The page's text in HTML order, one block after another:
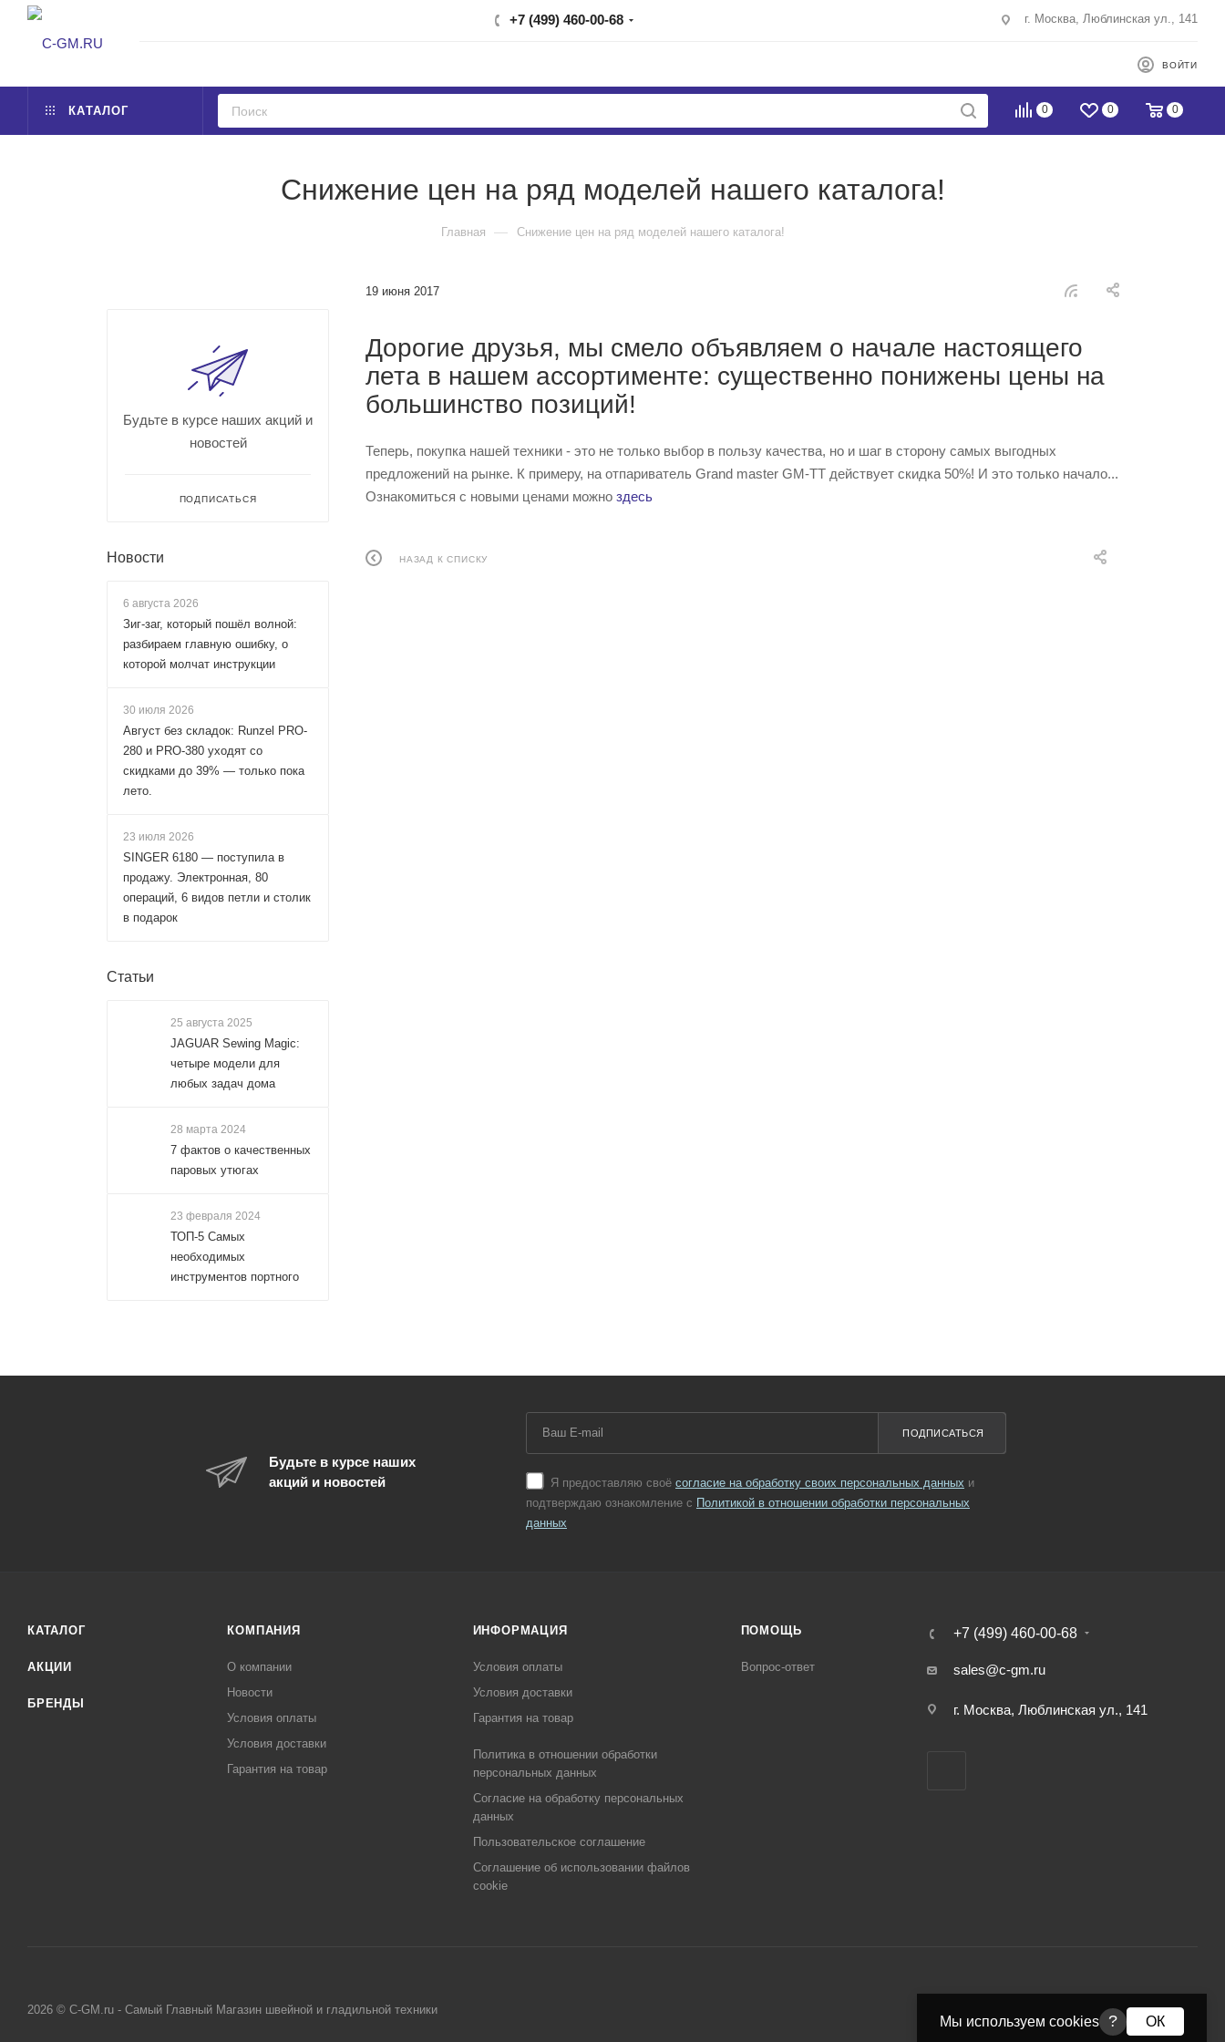
+7 (499) 460-00-68 г. Москва, Люблинская ул., 141
ВОЙТИ
КАТАЛОГ 0 0 0
Снижение цен на ряд моделей нашего каталога!
Главная — Снижение цен на ряд моделей нашего каталога!
19 июня 2017
Дорогие друзья, мы смело объявляем о начале настоящего
лета в нашем ассортименте: существенно понижены цены на
большинство позиций!
Теперь, покупка нашей техники - это не только выбор в пользу качества, но и шаг в сторону самых выгодных
предложений на рынке. К примеру, на отпариватель Grand master GM-TT действует скидка 50%! И это только начало...
Ознакомиться с новыми ценами можно здесь
НАЗАД К СПИСКУ
Будьте в курсе наших акций и
новостей
ПОДПИСАТЬСЯ
Новости
6 августа 2026
Зиг-заг, который пошёл волной:
разбираем главную ошибку, о
которой молчат инструкции
30 июля 2026
Август без складок: Runzel PRO-
280 и PRO-380 уходят со
скидками до 39% — только пока
лето.
23 июля 2026
SINGER 6180 — поступила в
продажу. Электронная, 80
операций, 6 видов петли и столик
в подарок
Статьи
25 августа 2025
JAGUAR Sewing Magic:
четыре модели для
любых задач дома
28 марта 2024
7 фактов о качественных
паровых утюгах
23 февраля 2024
ТОП-5 Самых
необходимых
инструментов портного
Будьте в курсе наших
акций и новостей
Я предоставляю своё согласие на обработку своих персональных данных и
подтверждаю ознакомление с Политикой в отношении обработки персональных
данных
ПОДПИСАТЬСЯ
КАТАЛОГ
АКЦИИ
БРЕНДЫ
КОМПАНИЯ
О компании
Новости
Условия оплаты
Условия доставки
Гарантия на товар
ИНФОРМАЦИЯ
Условия оплаты
Условия доставки
Гарантия на товар
Политика в отношении обработки
персональных данных
Cогласие на обработку персональных
данных
Пользовательское соглашение
Cоглашение об использовании файлов
cookie
ПОМОЩЬ
Вопрос-ответ
+7 (499) 460-00-68
sales@c-gm.ru
г. Москва, Люблинская ул., 141
2026 © C-GM.ru - Самый Главный Магазин швейной и гладильной техники
Мы используем cookies ? ОК